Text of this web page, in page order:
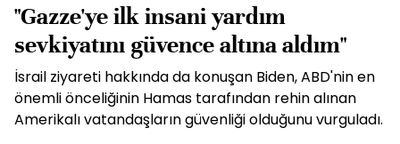
"Gazze'ye ilk insani yardım
sevkiyatını güvence altına aldım"
İsrail ziyareti hakkında da konuşan Biden, ABD'nin en
önemli önceliğinin Hamas tarafından rehin alınan
Amerikalı vatandaşların güvenliği olduğunu vurguladı.